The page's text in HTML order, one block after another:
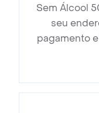
Sem Álcool
seu
pagamento